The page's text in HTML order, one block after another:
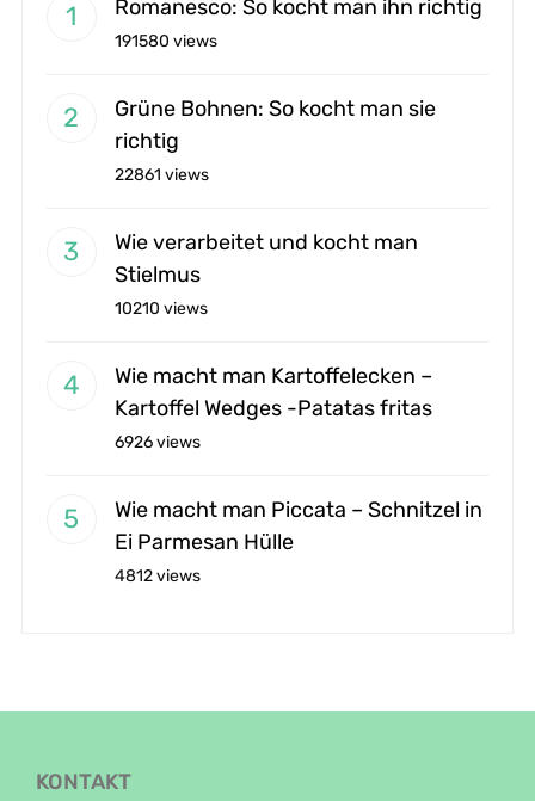
Romanesco: So kocht man ihn richtig
191580 views
Grüne Bohnen: So kocht man sie
richtig
22861 views
Wie verarbeitet und kocht man
Stielmus
10210 views
Wie macht man Kartoffelecken –
Kartoffel Wedges -Patatas fritas
6926 views
Wie macht man Piccata – Schnitzel in
Ei Parmesan Hülle
4812 views
KONTAKT